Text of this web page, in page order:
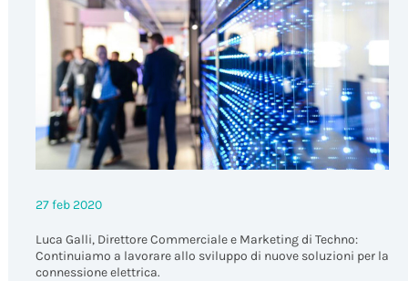
27 feb 2020
Luca Galli, Direttore Commerciale e Marketing di Techno:
Continuiamo a lavorare allo sviluppo di nuove soluzioni per la
connessione elettrica.